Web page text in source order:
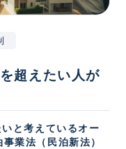
超えたい人が
と考えているオー
業法（民泊新法）